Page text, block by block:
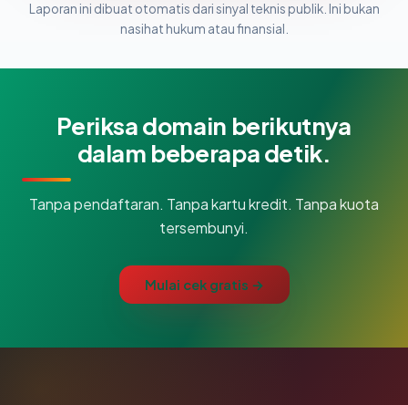
Laporan ini dibuat otomatis dari sinyal teknis publik. Ini bukan
nasihat hukum atau finansial.
Periksa domain berikutnya
dalam beberapa detik.
Tanpa pendaftaran. Tanpa kartu kredit. Tanpa kuota
tersembunyi.
Mulai cek gratis →